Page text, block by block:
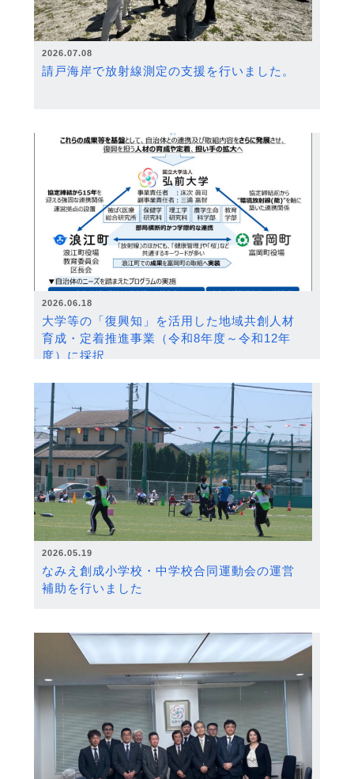
2026.07.08
請戸海岸で放射線測定の支援を行いました。
2026.06.18
大学等の「復興知」を活用した地域共創人材
育成・定着推進事業（令和8年度～令和12年
度）に採択
2026.05.19
なみえ創成小学校・中学校合同運動会の運営
補助を行いました